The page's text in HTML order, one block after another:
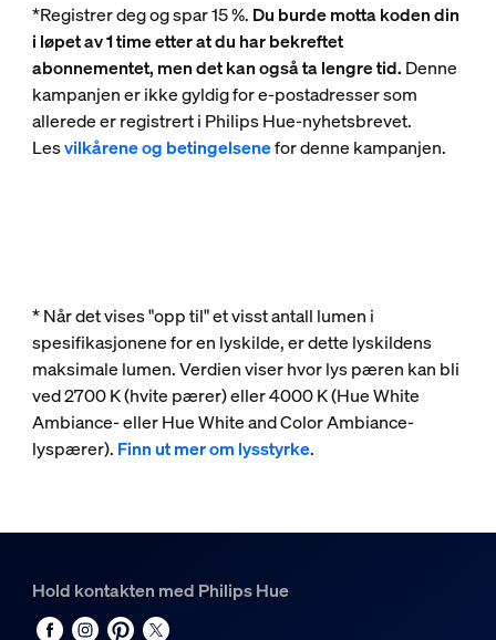
*Registrer deg og spar 15 %. Du burde motta koden din
i løpet av 1 time etter at du har bekreftet
abonnementet, men det kan også ta lengre tid. Denne
kampanjen er ikke gyldig for e-postadresser som
allerede er registrert i Philips Hue-nyhetsbrevet.
Lesvilkårene og betingelsenefor denne kampanjen.
* Når det vises "opp til" et visst antall lumen i
spesifikasjonene for en lyskilde, er dette lyskildens
maksimale lumen. Verdien viser hvor lys pæren kan bli
ved 2700 K (hvite pærer) eller 4000 K (Hue White
Ambiance- eller Hue White and Color Ambiance-
lyspærer). Finn ut mer om lysstyrke.
Hold kontakten med Philips Hue